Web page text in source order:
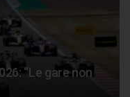
“Le gare non